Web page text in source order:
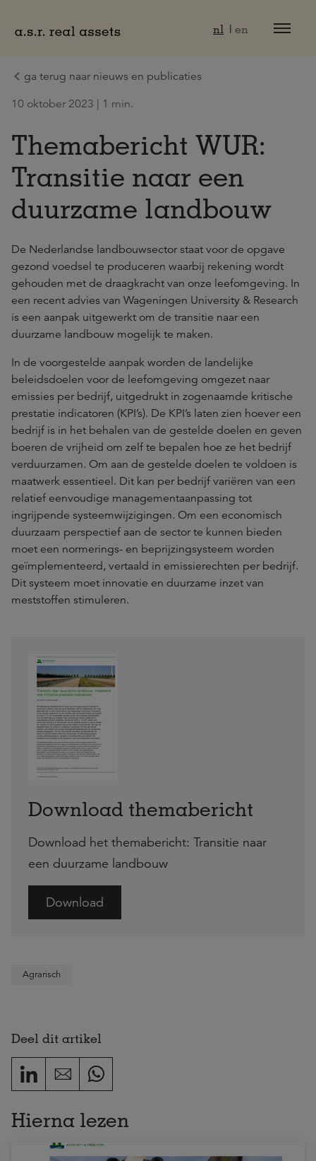
nl en
ga terug naar nieuws en publicaties
10 oktober 2023 | 1 min.
Themabericht WUR:
Transitie naar een
duurzame landbouw
De Nederlandse landbouwsector staat voor de opgave
gezond voedsel te produceren waarbij rekening wordt
gehouden met de draagkracht van onze leefomgeving. In
een recent advies van Wageningen University & Research
is een aanpak uitgewerkt om de transitie naar een
duurzame landbouw mogelijk te maken.
In de voorgestelde aanpak worden de landelijke
beleidsdoelen voor de leefomgeving omgezet naar
emissies per bedrijf, uitgedrukt in zogenaamde kritische
prestatie indicatoren (KPI’s). De KPI’s laten zien hoever een
bedrijf is in het behalen van de gestelde doelen en geven
boeren de vrijheid om zelf te bepalen hoe ze het bedrijf
verduurzamen. Om aan de gestelde doelen te voldoen is
maatwerk essentieel. Dit kan per bedrijf variëren van een
relatief eenvoudige managementaanpassing tot
ingrijpende systeemwijzigingen. Om een economisch
duurzaam perspectief aan de sector te kunnen bieden
moet een normerings- en beprijzingsysteem worden
geïmplementeerd, vertaald in emissierechten per bedrijf.
Dit systeem moet innovatie en duurzame inzet van
meststoffen stimuleren.
Download themabericht
Download het themabericht: Transitie naar
een duurzame landbouw
Download
Agrarisch
Deel dit artikel
Hierna lezen